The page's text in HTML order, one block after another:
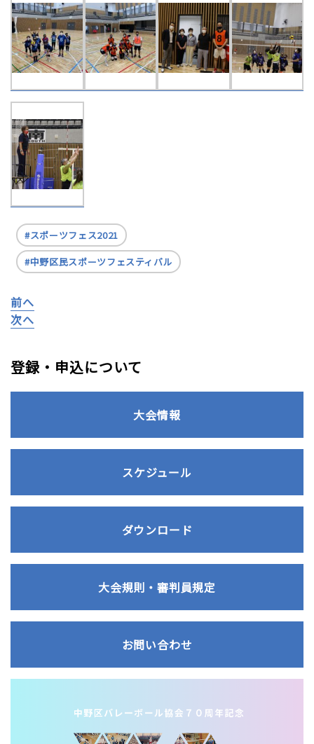
スポーツフェス2021
中野区民スポーツフェスティバル
前へ
次へ
登録・申込について
大会情報
スケジュール
ダウンロード
大会規則・審判員規定
お問い合わせ